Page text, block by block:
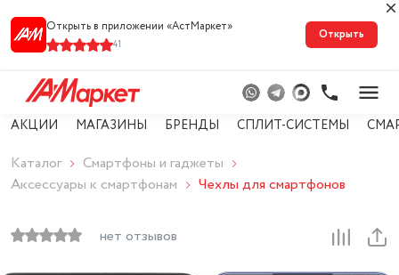
Открыть в приложении «АстМарке‪т‬»
41
Открыть
АКЦИИ МАГАЗИНЫ БРЕНДЫ СПЛИТ-СИСТЕМЫ
Каталог
Смартфоны и гаджеты
Аксессуары к смартфонам
Чехлы для смартфонов
нет отзывов